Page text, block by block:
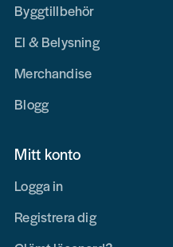
Byggtillbehör
El & Belysning
Merchandise
Blogg
Mitt konto
Logga in
Registrera dig